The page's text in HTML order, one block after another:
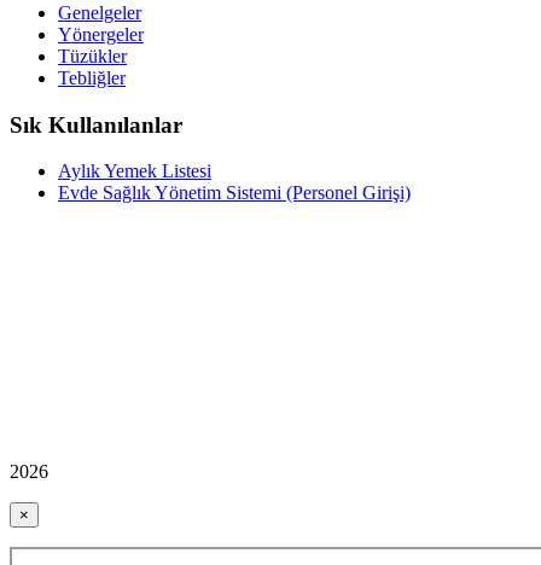
Genelgeler
Yönergeler
Tüzükler
Tebliğler
Sık Kullanılanlar
Aylık Yemek Listesi
Evde Sağlık Yönetim Sistemi (Personel Girişi)
2026
×